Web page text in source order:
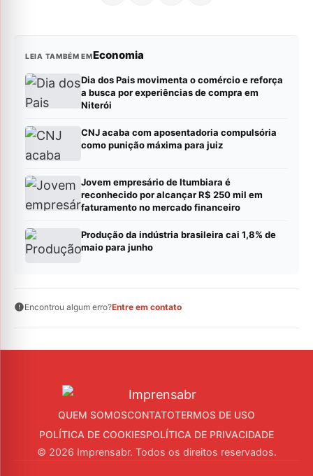
LEIA TAMBÉM EMEconomia
Dia dos Pais movimenta o comércio e reforça
a busca por experiências de compra em
Niterói
CNJ acaba com aposentadoria compulsória
como punição máxima para juiz
Jovem empresário de Itumbiara é
reconhecido por alcançar R$ 250 mil em
faturamento no mercado financeiro
Produção da indústria brasileira cai 1,8% de
maio para junho
Encontrou algum erro?Entre em contato
QUEM SOMOSCONTATOTERMOS DE USO
POLÍTICA DE COOKIESPOLÍTICA DE PRIVACIDADE
© 2026 Imprensabr. Todos os direitos reservados.